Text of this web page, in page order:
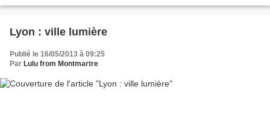
Lyon : ville lumière
Publié le 16/05/2013 à 09:25
Par Lulu from Montmartre